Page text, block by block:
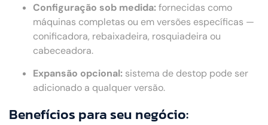
Configuração sob medida:fornecidas como
máquinas completas ou em versões específicas —
conificadora, rebaixadeira, rosquiadeira ou
cabeceadora.
Expansão opcional: sistema de destop pode ser
adicionado a qualquer versão.
Benefícios para seu negócio: